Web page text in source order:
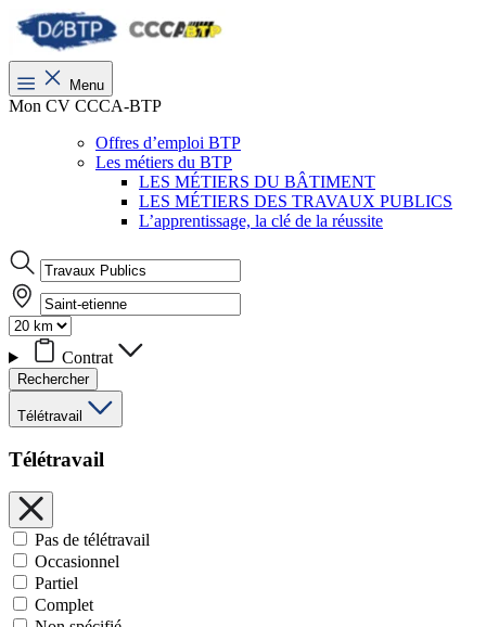
Menu
Mon CV CCCA-BTP
Offres d’emploi BTP
Les métiers du BTP
LES MÉTIERS DU BÂTIMENT
LES MÉTIERS DES TRAVAUX PUBLICS
L’apprentissage, la clé de la réussite
Contrat
Rechercher
Télétravail
Télétravail
Pas de télétravail
Occasionnel
Partiel
Complet